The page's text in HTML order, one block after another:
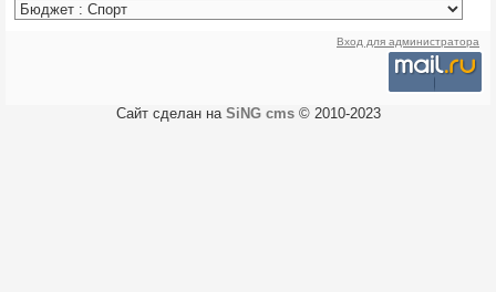
Вход для администратора
Сайт сделан на SiNG cms© 2010-2023